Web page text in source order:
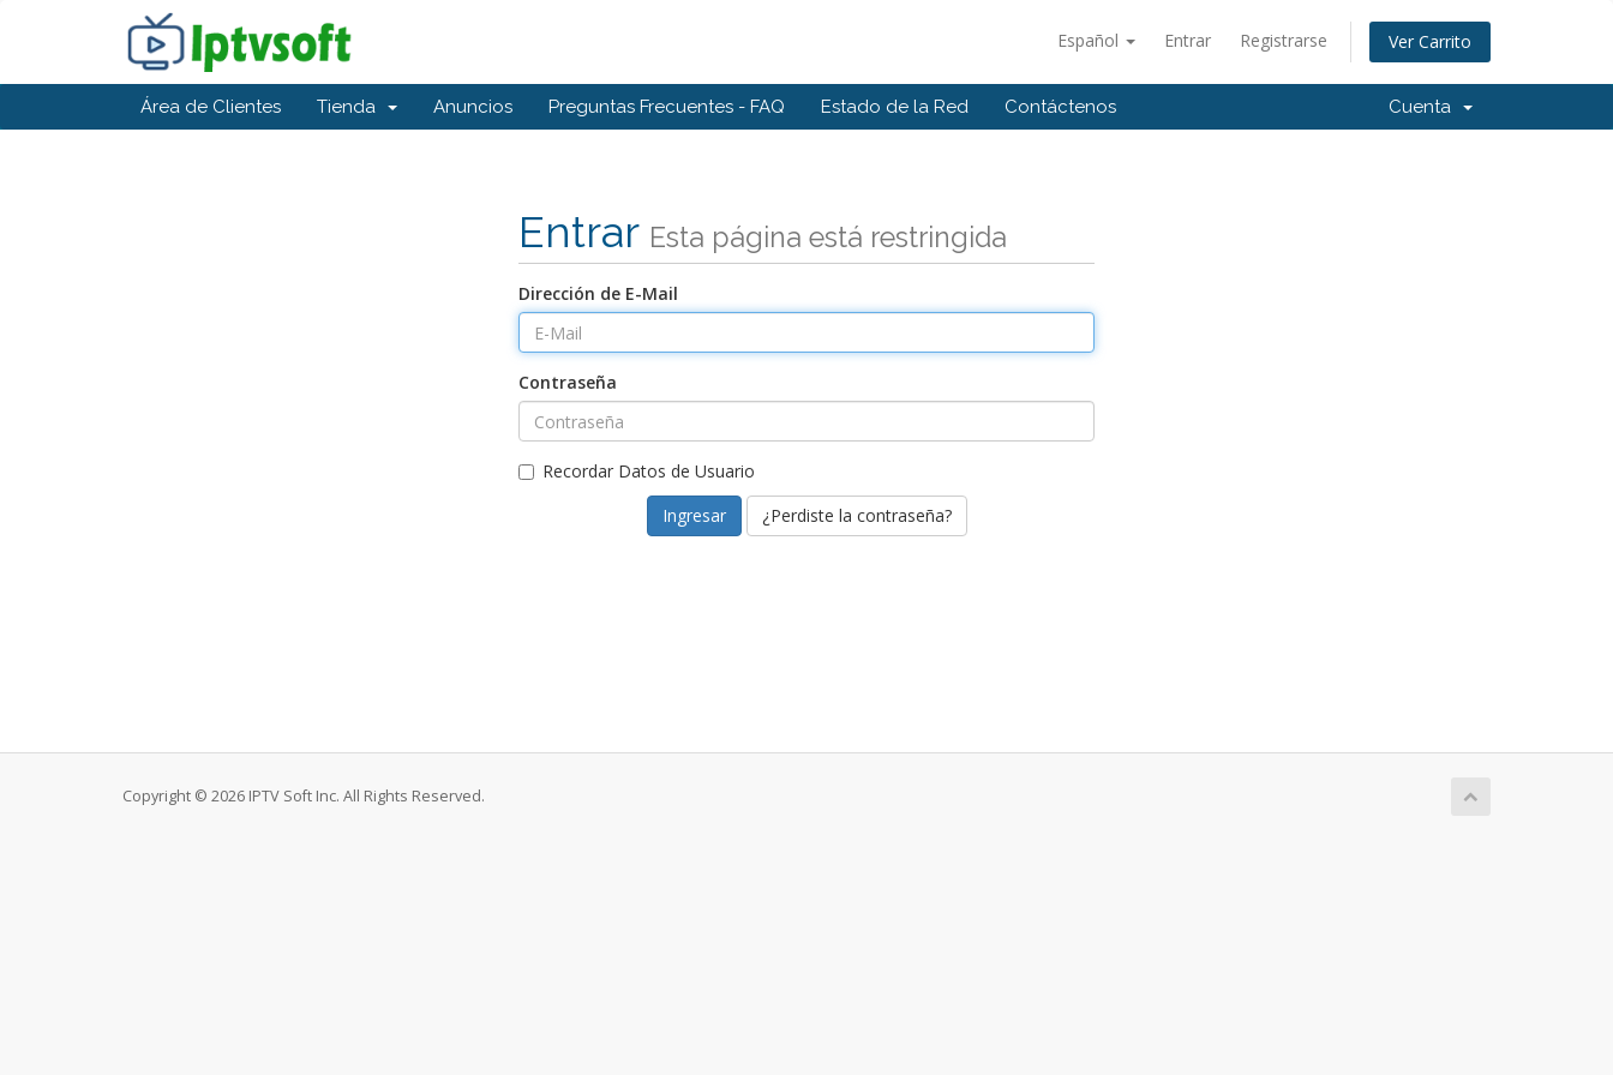
Español Entrar Registrarse Ver Carrito
Área de Clientes Tienda Anuncios Preguntas Frecuentes - FAQ Estado de la Red Contáctenos Cuenta
Entrar Esta página está restringida
Dirección de E-Mail
Contraseña
Recordar Datos de Usuario
¿Perdiste la contraseña?
Copyright © 2026 IPTV Soft Inc. All Rights Reserved.